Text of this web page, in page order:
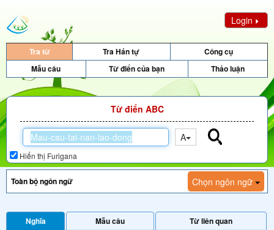
Login
Tra từ Tra Hán tự
Công cụ
Mẫu câu
Từ điển của bạn Thảo luận
Từ điển ABC
A
Hiển thị Furigana
Chọn ngôn ngữ
Nghĩa Mẫu câu
Từ liên quan